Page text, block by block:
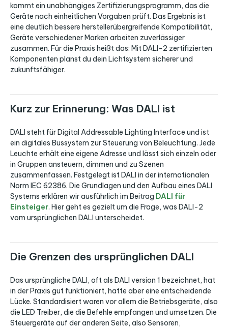
kommt ein unabhängiges Zertifizierungsprogramm, das die
Geräte nach einheitlichen Vorgaben prüft. Das Ergebnis ist
eine deutlich bessere herstellerübergreifende Kompatibilität,
Geräte verschiedener Marken arbeiten zuverlässiger
zusammen. Für die Praxis heißt das: Mit DALI-2 zertifizierten
Komponenten planst du dein Lichtsystem sicherer und
zukunftsfähiger.
Kurz zur Erinnerung: Was DALI ist
DALI steht für Digital Addressable Lighting Interface und ist
ein digitales Bussystem zur Steuerung von Beleuchtung. Jede
Leuchte erhält eine eigene Adresse und lässt sich einzeln oder
in Gruppen ansteuern, dimmen und zu Szenen
zusammenfassen. Festgelegt ist DALI in der internationalen
Norm IEC 62386. Die Grundlagen und den Aufbau eines DALI
Systems erklären wir ausführlich im Beitrag DALI für
Einsteiger. Hier geht es gezielt um die Frage, was DALI-2
vom ursprünglichen DALI unterscheidet.
Die Grenzen des ursprünglichen DALI
Das ursprüngliche DALI, oft als DALI version 1 bezeichnet, hat
in der Praxis gut funktioniert, hatte aber eine entscheidende
Lücke. Standardisiert waren vor allem die Betriebsgeräte, also
die LED Treiber, die die Befehle empfangen und umsetzen. Die
Steuergeräte auf der anderen Seite, also Sensoren,